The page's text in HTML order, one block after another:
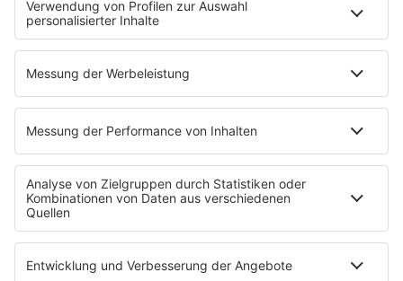
HITstory
30 Jahre "Jein" von Fettes Brot
erfolgreichsten Songs von Fettes Brot, dabei enthält er
direkt zwei Samples aus anderen Songs. Wisst ihr,